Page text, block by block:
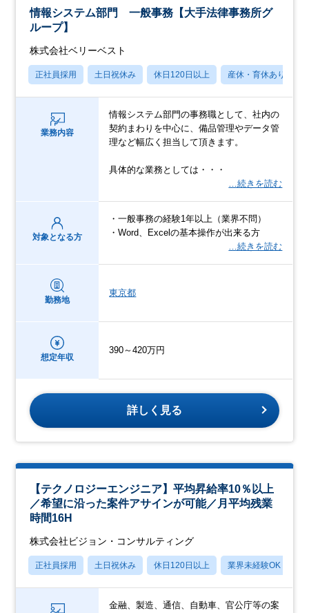
情報システム部門 一般事務【大手法律事務所グ
ループ】
株式会社ベリーベスト
正社員採用 土日祝休み 休日120日以上 産休・育休あり
業務内容
情報システム部門の事務職として、社内の
契約まわりを中心に、備品管理やデータ管
理など幅広く担当して頂きます。
具体的な業務としては・・・
…続きを読む
対象となる方
・一般事務の経験1年以上（業界不問）
・Word、Excelの基本操作が出来る方
…続きを読む
勤務地
東京都
想定年収
390～420万円
詳しく見る
【テクノロジーエンジニア】平均昇給率10％以上
／希望に沿った案件アサインが可能／月平均残業
時間16H
株式会社ビジョン・コンサルティング
正社員採用 土日祝休み 休日120日以上 業界未経験OK
金融、製造、通信、自動車、官公庁等の案